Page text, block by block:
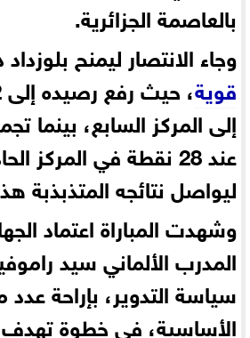
بالعاصمة الجزائرية.
وجاء الانتصار ليمنح
قوية
إلى المركز السابع، بينما
عند 28 نقطة في المركز
ليواصل نتائجه المتذبذبة
وشهدت المباراة اعتماد
المدرب الألماني سيد
سياسة التدوير، بإراحة عدد
الأساسية، في خطوة تهدف